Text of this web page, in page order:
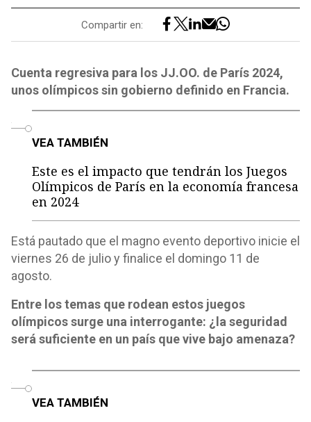
Compartir en:
Cuenta regresiva para los JJ.OO. de París 2024,
unos olímpicos sin gobierno definido en Francia.
VEA TAMBIÉN
Este es el impacto que tendrán los Juegos
Olímpicos de París en la economía francesa
en 2024
Está pautado que el magno evento deportivo inicie el
viernes 26 de julio y finalice el domingo 11 de
agosto.
Entre los temas que rodean estos juegos
olímpicos surge una interrogante: ¿la seguridad
será suficiente en un país que vive bajo amenaza?
VEA TAMBIÉN